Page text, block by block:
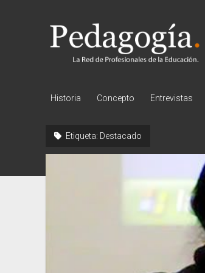
Pedagogía
Historia Concepto Entrevistas
Etiqueta: Destacado